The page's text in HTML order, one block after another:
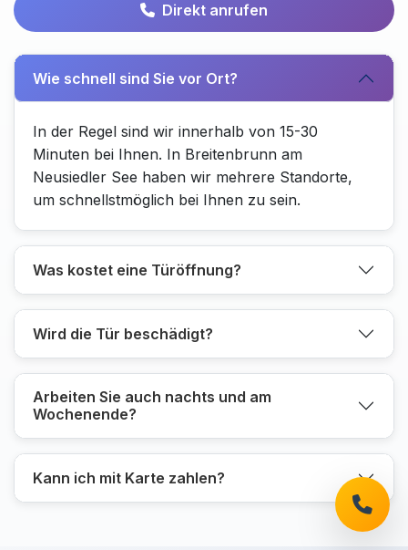
Direkt anrufen
Wie schnell sind Sie vor Ort?
In der Regel sind wir innerhalb von 15-30
Minuten bei Ihnen. In Breitenbrunn am
Neusiedler See haben wir mehrere Standorte,
um schnellstmöglich bei Ihnen zu sein.
Was kostet eine Türöffnung?
Wird die Tür beschädigt?
Arbeiten Sie auch nachts und am
Wochenende?
Kann ich mit Karte zahlen?